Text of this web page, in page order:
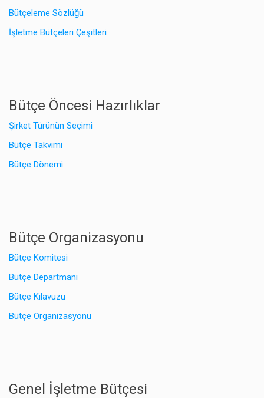
Bütçeleme Sözlüğü
İşletme Bütçeleri Çeşitleri
Bütçe Öncesi Hazırlıklar
Şirket Türünün Seçimi
Bütçe Takvimi
Bütçe Dönemi
Bütçe Organizasyonu
Bütçe Komitesi
Bütçe Departmanı
Bütçe Kılavuzu
Bütçe Organizasyonu
Genel İşletme Bütçesi